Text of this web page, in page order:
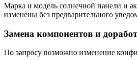
Марка и модель солнечной панели и
изменены без предварительного
Замена компонентов и
По запросу возможно изменение